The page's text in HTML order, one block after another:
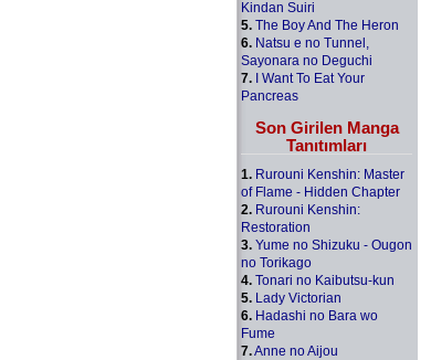
Kindan Suiri
5. The Boy And The Heron
6. Natsu e no Tunnel,
Sayonara no Deguchi
7. I Want To Eat Your
Pancreas
Son Girilen Manga
Tanıtımları
1. Rurouni Kenshin: Master
of Flame - Hidden Chapter
2. Rurouni Kenshin:
Restoration
3. Yume no Shizuku - Ougon
no Torikago
4. Tonari no Kaibutsu-kun
5. Lady Victorian
6. Hadashi no Bara wo
Fume
7.Anne no Aijou